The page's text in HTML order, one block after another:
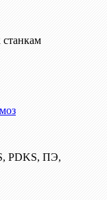
PDKS, ПЭ,